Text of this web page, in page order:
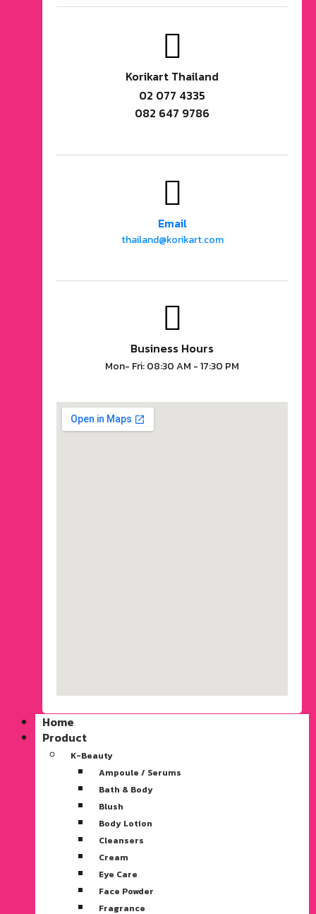
Korikart Thailand
02 077 4335
082 647 9786
Email
thailand@korikart.com
Business Hours
Mon- Fri: 08:30 AM - 17:30 PM
Home
Product
K-Beauty
Ampoule / Serums
Bath & Body
Blush
Body Lotion
Cleansers
Cream
Eye Care
Face Powder
Fragrance